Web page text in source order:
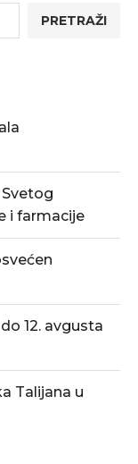
PRETRAŽI
i farmacije
12. avgusta
Talijana u